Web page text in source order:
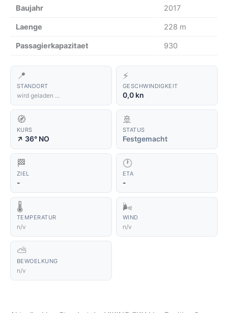
Baujahr 2017
Laenge 228 m
Passagierkapazitaet 930
📍
STANDORT
wird geladen ...
⚡
GESCHWINDIGKEIT
0,0 kn
🧭
KURS
↑36° NO
🚢
STATUS
Festgemacht
🏁
ZIEL
-
🕐
ETA
-
🌡️
TEMPERATUR
n/v
🌬️
WIND
n/v
⛅
BEWOELKUNG
n/v